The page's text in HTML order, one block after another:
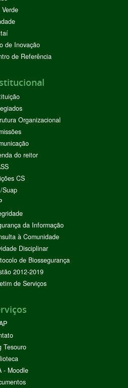
de Inovação
de Referência
Organizacional
do reitor
CS
Suap
da Informação
à Comunidade
Disciplinar
de Biossegurança
2012-2019
de Serviços
Tesouro
- Moodle